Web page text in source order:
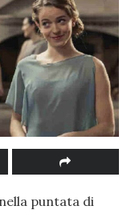
puntata di